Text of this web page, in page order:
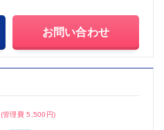
お問い合わせ
(管理費 5,500円)